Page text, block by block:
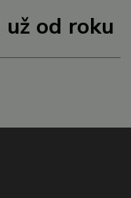
od roku